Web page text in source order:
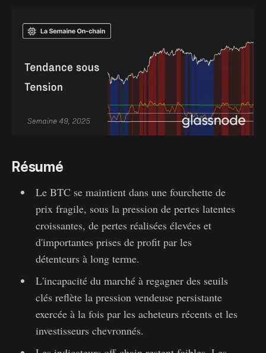
Résumé
Le BTC se maintient dans une fourchette de
prix fragile, sous la pression de pertes latentes
croissantes, de pertes réalisées élevées et
d'importantes prises de profit par les
détenteurs à long terme.
L'incapacité du marché à regagner des seuils
clés reflète la pression vendeuse persistante
exercée à la fois par les acheteurs récents et les
investisseurs chevronnés.